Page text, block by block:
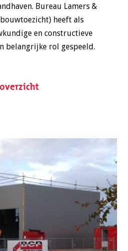
Bureau Lamers &
heeft als
en constructieve
belangrijke rol gespeeld.